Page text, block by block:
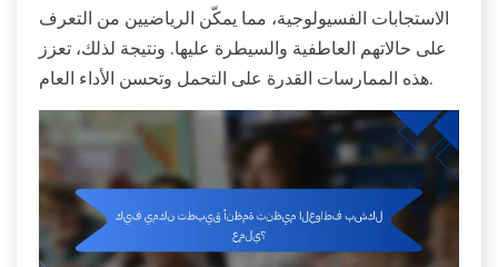
الاستجابات الفسيولوجية، مما يمكّن الرياضيين من التعرف
على حالاتهم العاطفية والسيطرة عليها. ونتيجة لذلك، تعزز
هذه الممارسات القدرة على التحمل وتحسن الأداء العام.